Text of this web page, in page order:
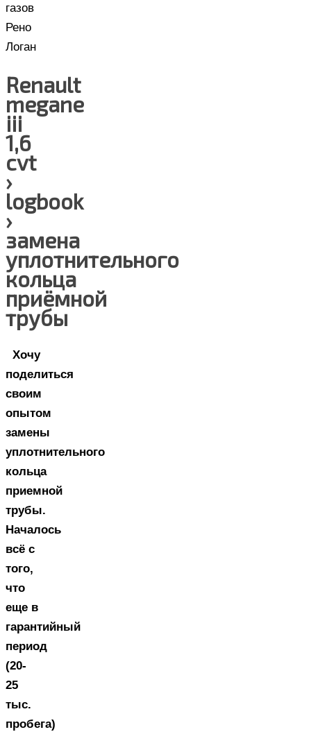
газов
Рено
Логан
Renault
megane
iii
1,6
cvt
›
logbook
›
замена
уплотнительного
кольца
приёмной
трубы
Хочу
поделиться
своим
опытом
замены
уплотнительного
кольца
приемной
трубы.
Началось
всё с
того,
что
еще в
гарантийный
период
(20-
25
тыс.
пробега)